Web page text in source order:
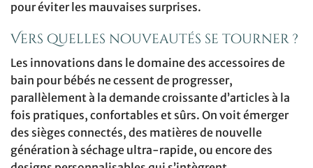
pour éviter les mauvaises surprises.
Vers quelles nouveautés se tourner ?
Les innovations dans le domaine des accessoires de
bain pour bébés ne cessent de progresser,
parallèlement à la demande croissante d’articles à la
fois pratiques, confortables et sûrs. On voit émerger
des sièges connectés, des matières de nouvelle
génération à séchage ultra-rapide, ou encore des